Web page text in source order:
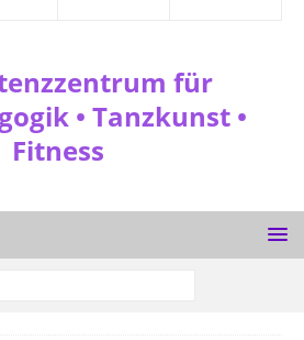
für
• Tanzkunst •
Fitness